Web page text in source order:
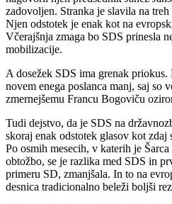
zadovoljen. Stranka je slavila na
Njen odstotek je enak kot na
Včerajšnja zmaga bo SDS prinesla
mobilizacije.
A dosežek SDS ima grenak
novem enega poslanca manj, saj so
zmernejšemu Francu Bogoviču
Tudi dejstvo, da je SDS na
skoraj enak odstotek glasov kot zdaj
Po osmih mesecih, v katerih je
obtožbo, se je razlika med SDS in
primeru SD, zmanjšala. In to na
desnica tradicionalno beleži boljši